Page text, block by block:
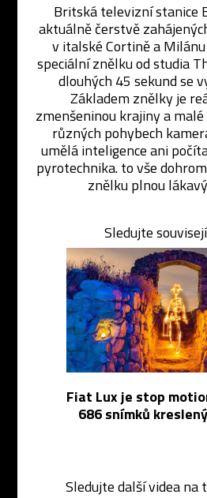
Britská televizní stanice
aktuálně čerstvě
v italské Cortině a
speciální znělku od studia
dlouhých 45 sekund se
Základem znělky je
zmenšeninou krajiny a
různých pohybech
umělá inteligence ani
pyrotechnika. to vše
znělku plnou
Sledujte
Fiat Lux je stop
686 snímků
Sledujte další videa na